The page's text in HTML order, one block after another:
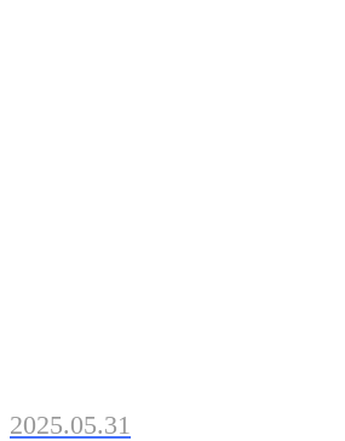
2025.05.31